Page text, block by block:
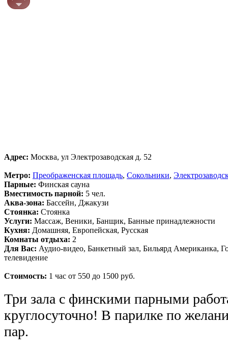
Адрес: Москва, ул Электрозаводская д. 52
Метро: Преображенская площадь, Сокольники,
Парные: Финская сауна
Вместимость парной: 5 чел.
Аква-зона: Бассейн, Джакузи
Стоянка: Стоянка
Услуги: Массаж, Веники, Банщик, Банные принадлежности
Кухня: Домашняя, Европейская, Русская
Комнаты отдыха: 2
Для Вас: Аудио-видео, Банкетный зал, Бильярд Американка,
телевидение
Стоимость: 1 час от 550 до 1500 руб.
Три зала с финскими парными
круглосуточно! В парилке по
пар.